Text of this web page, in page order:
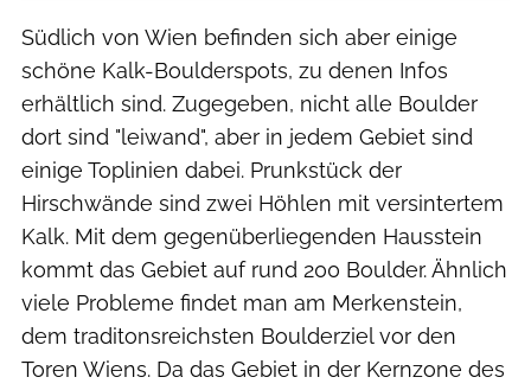
Südlich von Wien befinden sich aber einige
schöne Kalk-Boulderspots, zu denen Infos
erhältlich sind. Zugegeben, nicht alle Boulder
dort sind "leiwand", aber in jedem Gebiet sind
einige Toplinien dabei. Prunkstück der
Hirschwände sind zwei Höhlen mit versintertem
Kalk. Mit dem gegenüberliegenden Hausstein
kommt das Gebiet auf rund 200 Boulder. Ähnlich
viele Probleme findet man am Merkenstein,
dem traditonsreichsten Boulderziel vor den
Toren Wiens. Da das Gebiet in der Kernzone des